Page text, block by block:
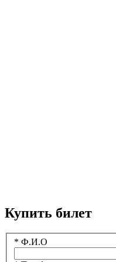
Купить билет
* Ф.И.О